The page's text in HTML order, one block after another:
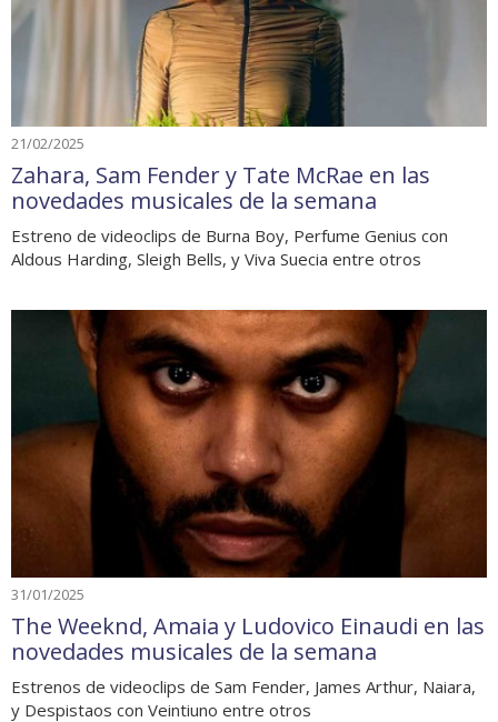
21/02/2025
Zahara, Sam Fender y Tate McRae en las
novedades musicales de la semana
Estreno de videoclips de Burna Boy, Perfume Genius con
Aldous Harding, Sleigh Bells, y Viva Suecia entre otros
31/01/2025
The Weeknd, Amaia y Ludovico Einaudi en las
novedades musicales de la semana
Estrenos de videoclips de Sam Fender, James Arthur, Naiara,
y Despistaos con Veintiuno entre otros